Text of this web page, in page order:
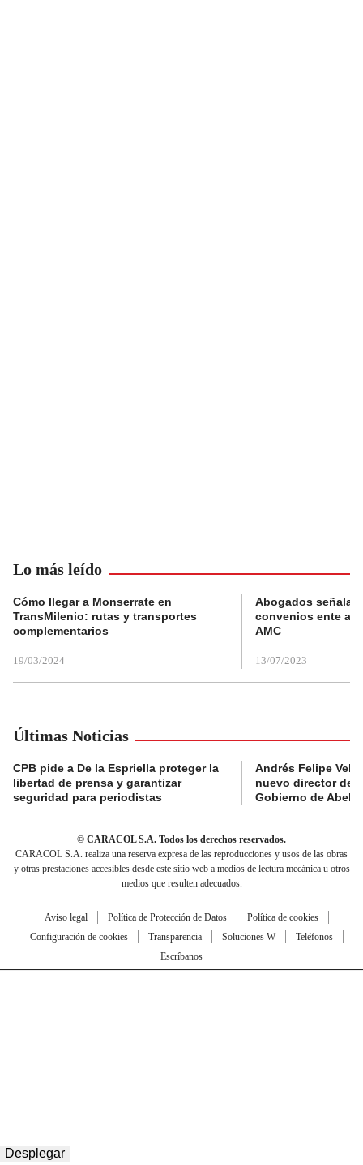
Lo más leído
Cómo llegar a Monserrate en
TransMilenio: rutas y transportes
complementarios
19/03/2024
Abogados
convenios ente
AMC
13/07/2023
Últimas Noticias
CPB pide a De la Espriella proteger la
libertad de prensa y garantizar
seguridad para periodistas
Andrés Felipe
nuevo director de
Gobierno de
© CARACOL S.A. Todos los derechos reservados.
CARACOL S.A. realiza una reserva expresa de las reproducciones y usos de las obras
y otras prestaciones accesibles desde este sitio web a medios de lectura mecánica u otros
medios que resulten adecuados.
Aviso legal Política de Protección de Datos
Política de cookies
Configuración de cookies
Transparencia Soluciones W
Teléfonos
Escríbanos
Desplegar